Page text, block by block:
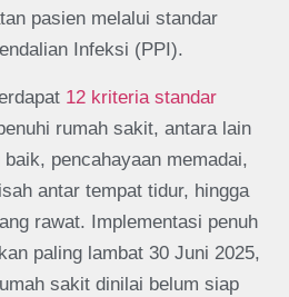
pasien melalui standar
Infeksi (PPI).
12 kriteria standar
rumah sakit, antara lain
pencahayaan memadai,
antar tempat tidur, hingga
rawat. Implementasi penuh
paling lambat 30 Juni 2025,
sakit dinilai belum siap